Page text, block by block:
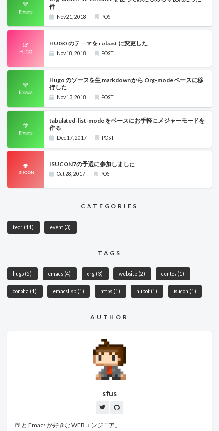
件
Nov 21, 2018 POST
HUGO のテーマを robust に変更した
Nov 18, 2018 POST
Hugo のソースを生 markdown から Org-mode ベースに移
行した
Nov 13, 2018 POST
tabulated-list-mode をベースにお手軽にメジャーモードを
作る
Dec 17, 2017 POST
ISUCON7の予選に参加しました
Oct 28, 2017 POST
CATEGORIES
tech (11) event (3)
TAGS
hugo (5) emacs (4) org (3) website (2) centos (1)
conoha (1) emacslisp (1) https (1) hubot (1) isucon (1)
AUTHOR
sfus
🍺 と Emacs が好きな WEB エンジニア。